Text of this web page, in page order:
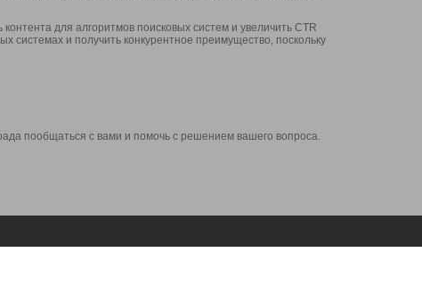
для алгоритмов поисковых систем и увеличить CTR
системах и получить конкурентное преимущество, поскольку
пообщаться с вами и помочь с решением вашего вопроса.